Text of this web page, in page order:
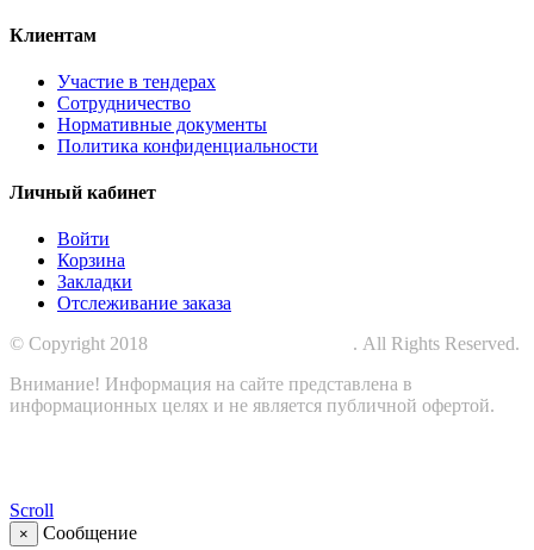
Клиентам
Участие в тендерах
Сотрудничество
Нормативные документы
Политика конфиденциальности
Личный кабинет
Войти
Корзина
Закладки
Отслеживание заказа
© Copyright 2018
. All Rights Reserved.
Внимание! Информация на сайте представлена в
информационных целях и не является публичной офертой.
Scroll
× Сообщение